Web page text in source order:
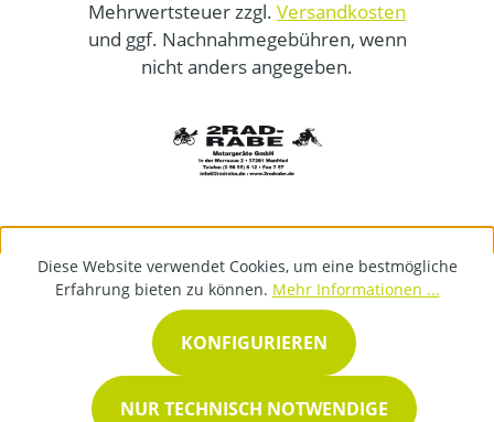
Mehrwertsteuer zzgl. Versandkosten
und ggf. Nachnahmegebühren, wenn
nicht anders angegeben.
Diese Website verwendet Cookies, um eine bestmögliche
Erfahrung bieten zu können. Mehr Informationen ...
NUR TECHNISCH NOTWENDIGE
KONFIGURIEREN